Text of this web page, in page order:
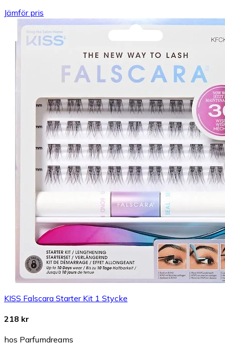
Jämför pris
KISS Falscara Starter Kit 1 Stycke
218 kr
hos Parfumdreams